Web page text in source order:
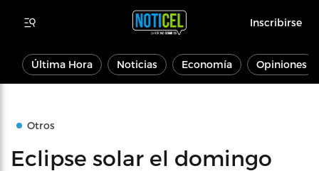
Inscribirse
Última Hora Noticias Economía Opiniones
Otros
Eclipse solar el domingo